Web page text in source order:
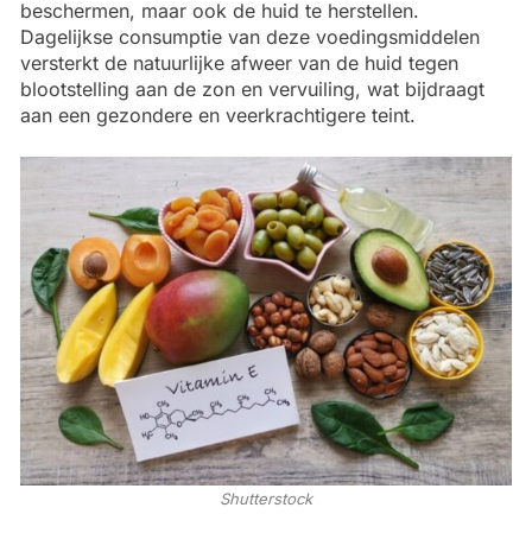
beschermen, maar ook de huid te herstellen.
Dagelijkse consumptie van deze voedingsmiddelen
versterkt de natuurlijke afweer van de huid tegen
blootstelling aan de zon en vervuiling, wat bijdraagt
aan een gezondere en veerkrachtigere teint.
Shutterstock